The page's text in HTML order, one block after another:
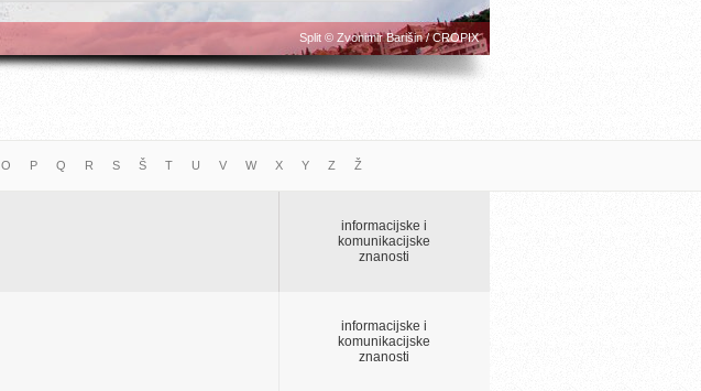
Split © Zvonimir Barišin / CROPIX
O P Q R S Š T U V W X Y Z Ž
informacijske i
komunikacijske
znanosti
informacijske i
komunikacijske
znanosti